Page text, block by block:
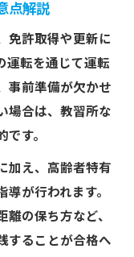
点解説
免許取得や更新に
運転を通じて運転
事前準備が欠かせ
場合は、教習所な
す。
加え、高齢者特有
が行われます。
の保ち方など、
することが合格へ